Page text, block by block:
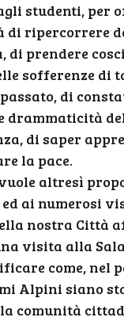
studenti, per
di ripercorrere
di prendere
sofferenze di
di
drammaticità
di saper
la pace.
altresì
ai numerosi
nostra Città
visita alla
come, nel
Alpini siano
comunità